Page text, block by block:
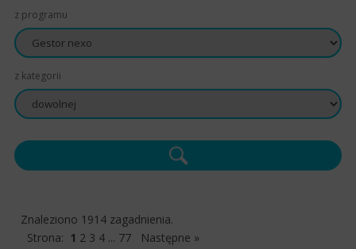
z programu
z kategorii
Znaleziono 1914 zagadnienia.
Strona: 1 2 3 4 ... 77 Następne »